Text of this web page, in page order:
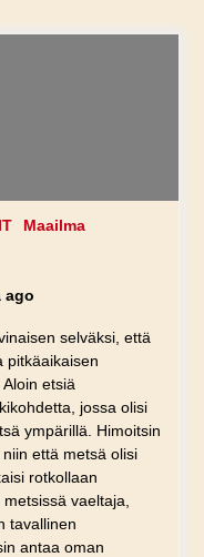
Maailma
selväksi, että
pitkäaikaisen
etsiä
jossa olisi
ympärillä. Himoitsin
että metsä olisi
rotkollaan
vaeltaja,
tavallinen
antaa oman